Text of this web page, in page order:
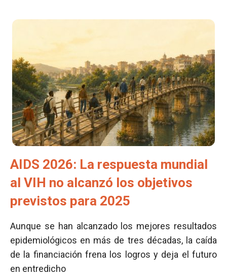
AIDS 2026: La respuesta mundial
al VIH no alcanzó los objetivos
previstos para 2025
Aunque se han alcanzado los mejores resultados
epidemiológicos en más de tres décadas, la caída
de la financiación frena los logros y deja el futuro
en entredicho